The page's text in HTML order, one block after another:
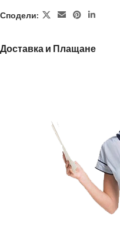
Сподели:
Доставка и Плащане